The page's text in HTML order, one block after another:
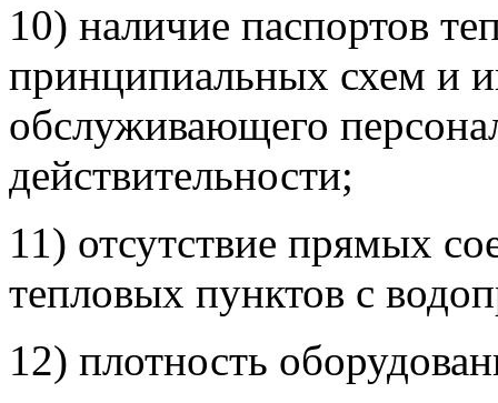
10) наличие паспортов
принципиальных схем и
обслуживающего
действительности;
11) отсутствие прямых
тепловых пунктов с
12) плотность